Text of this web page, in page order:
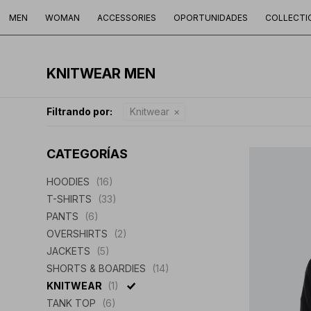
MEN WOMAN ACCESSORIES OPORTUNIDADES
KNITWEAR MEN
Filtrando por: Knitwear
CATEGORÍAS
HOODIES
(16)
T-SHIRTS
(33)
PANTS
(6)
OVERSHIRTS
(2)
JACKETS
(5)
SHORTS & BOARDIES
(14)
KNITWEAR
(1)
TANK TOP
(6)